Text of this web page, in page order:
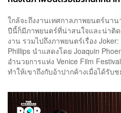
ใกล้จะถึงงานเทศกาลภาพยนตร์นา
ปีนี้ก็มีภาพยนตร์ที่น่าสนใจและน่าติ
งาน รวมไปถึงภาพยนตร์เรื่อง
Phillips นำแสดงโดย Joaquin
อำนวยการแห่ง Venice Film
ทำให้เขาถึงกับอ้าปากค้างเมื่อได้รับ